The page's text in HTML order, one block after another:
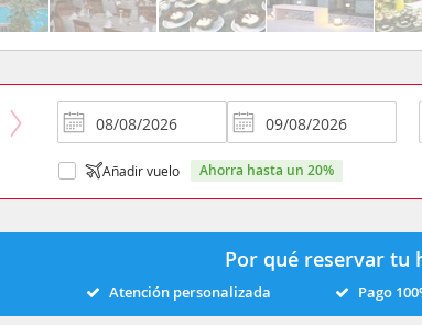
Añadir vuelo ahorra hasta un 20%
Por qué reservar tu
Atención personalizada Pago